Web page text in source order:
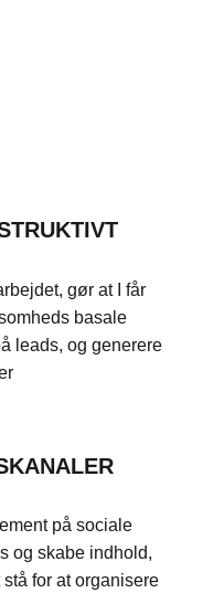
gør at I får
basale
leads, og generere
på sociale
og skabe indhold,
for at organisere